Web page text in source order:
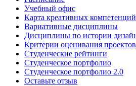
Учебный офис
Карта креативных компетенций
Вариативные дисциплины
Дисциплины по истории
Критерии оценивания проектов
Студенческие рейтинги
Студенческое портфолио
Студенческое портфолио 2.0
Оставьте отзыв